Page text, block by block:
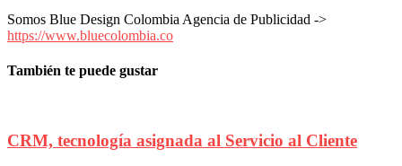
Agencias,
Empresas,
Tendencias,
Web,
Somos Blue Design Colombia Agencia de Publicidad ->
https://www.bluecolombia.co
También te puede gustar
CRM, tecnología asignada al Servicio al Cliente